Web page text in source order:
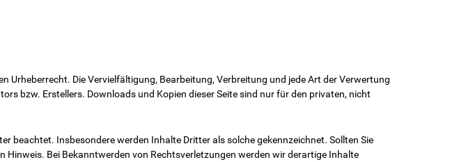
Urheberrecht. Die Vervielfältigung, Bearbeitung, Verbreitung und jede Art der Verwertung
bzw. Erstellers. Downloads und Kopien dieser Seite sind nur für den privaten, nicht
beachtet. Insbesondere werden Inhalte Dritter als solche gekennzeichnet. Sollten Sie
Bei Bekanntwerden von Rechtsverletzungen werden wir derartige Inhalte